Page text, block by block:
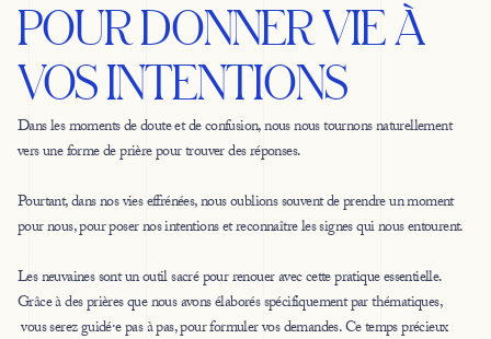
POUR DONNER VIE À
VOS INTENTIONS
Dans les moments de doute et de confusion, nous nous tournons naturellement
vers une forme de prière pour trouver des réponses.
Pourtant, dans nos vies effrénées, nous oublions souvent de prendre un moment
pour nous, pour poser nos intentions et reconnaître les signes qui nous entourent.
Les neuvaines sont un outil sacré pour renouer avec cette pratique essentielle.
Grâce à des prières que nous avons élaborés spécifiquement par thématiques,
vous serez guidé·e pas à pas, pour formuler vos demandes. Ce temps précieux